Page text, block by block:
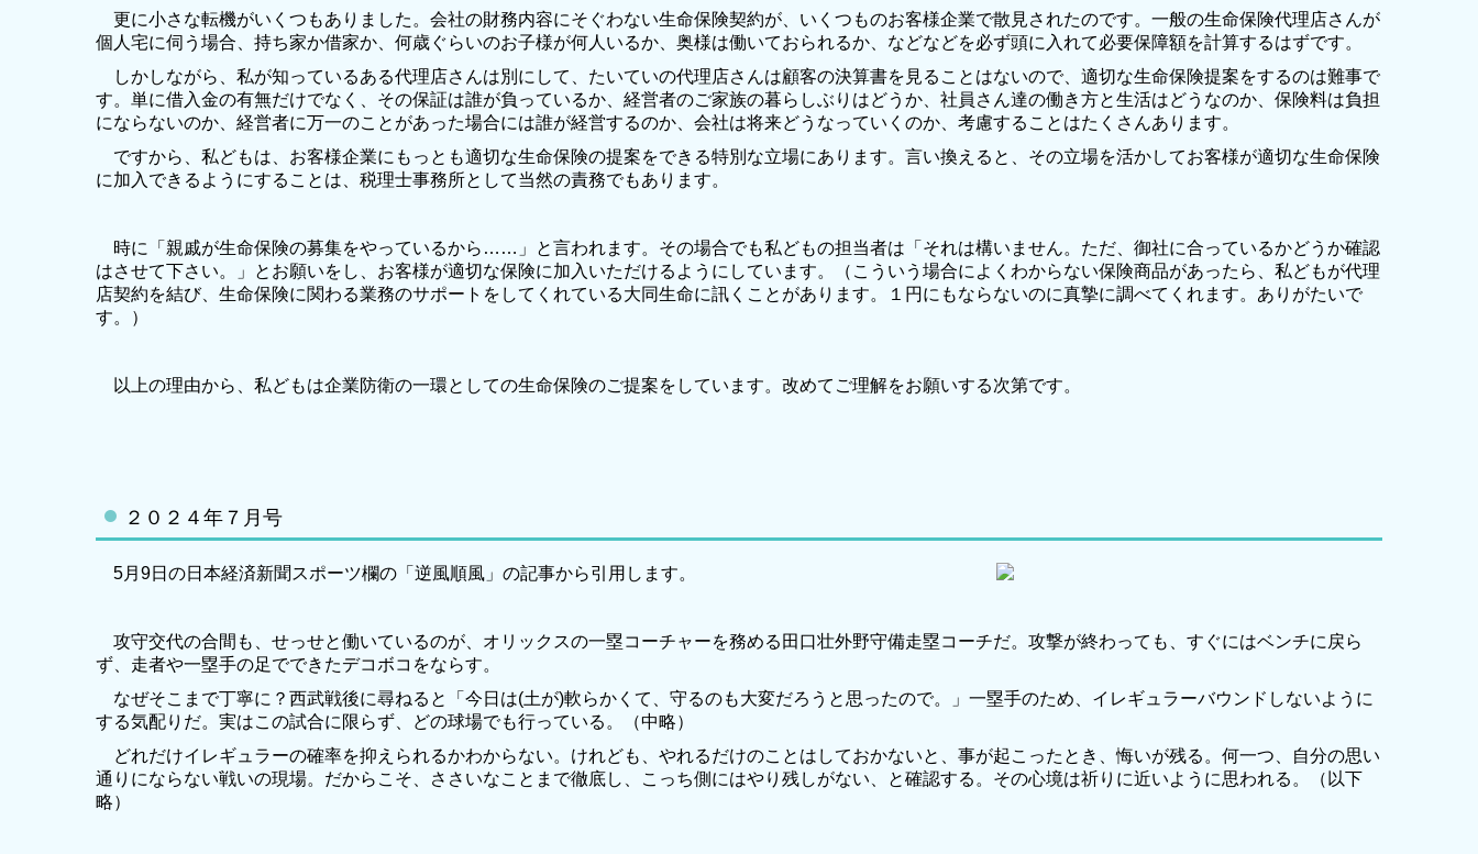
更に小さな転機がいくつもありました。会社の財務内容にそぐわない生命保険契約が、いくつものお客様企業で散見されたのです。一般の生命保険代理店さんが
個人宅に伺う場合、持ち家か借家か、何歳ぐらいのお子様が何人いるか、奥様は働いておられるか、などなどを必ず頭に入れて必要保障額を計算するはずです。
しかしながら、私が知っているある代理店さんは別にして、たいていの代理店さんは顧客の決算書を見ることはないので、適切な生命保険提案をするのは難事で
す。単に借入金の有無だけでなく、その保証は誰が負っているか、経営者のご家族の暮らしぶりはどうか、社員さん達の働き方と生活はどうなのか、保険料は負担
にならないのか、経営者に万一のことがあった場合には誰が経営するのか、会社は将来どうなっていくのか、考慮することはたくさんあります。
ですから、私どもは、お客様企業にもっとも適切な生命保険の提案をできる特別な立場にあります。言い換えると、その立場を活かしてお客様が適切な生命保険
に加入できるようにすることは、税理士事務所として当然の責務でもあります。
時に「親戚が生命保険の募集をやっているから……」と言われます。その場合でも私どもの担当者は「それは構いません。ただ、御社に合っているかどうか確認
はさせて下さい。」とお願いをし、お客様が適切な保険に加入いただけるようにしています。（こういう場合によくわからない保険商品があったら、私どもが代理
店契約を結び、生命保険に関わる業務のサポートをしてくれている大同生命に訊くことがあります。１円にもならないのに真摯に調べてくれます。ありがたいで
す。）
以上の理由から、私どもは企業防衛の一環としての生命保険のご提案をしています。改めてご理解をお願いする次第です。
２０２４年７月号
5月9日の日本経済新聞スポーツ欄の「逆風順風」の記事から引用します。
攻守交代の合間も、せっせと働いているのが、オリックスの一塁コーチャーを務める田口壮外野守備走塁コーチだ。攻撃が終わっても、すぐにはベンチに戻ら
ず、走者や一塁手の足でできたデコボコをならす。
なぜそこまで丁寧に？西武戦後に尋ねると「今日は(土が)軟らかくて、守るのも大変だろうと思ったので。」一塁手のため、イレギュラーバウンドしないように
する気配りだ。実はこの試合に限らず、どの球場でも行っている。（中略）
どれだけイレギュラーの確率を抑えられるかわからない。けれども、やれるだけのことはしておかないと、事が起こったとき、悔いが残る。何一つ、自分の思い
通りにならない戦いの現場。だからこそ、ささいなことまで徹底し、こっち側にはやり残しがない、と確認する。その心境は祈りに近いように思われる。（以下
略）